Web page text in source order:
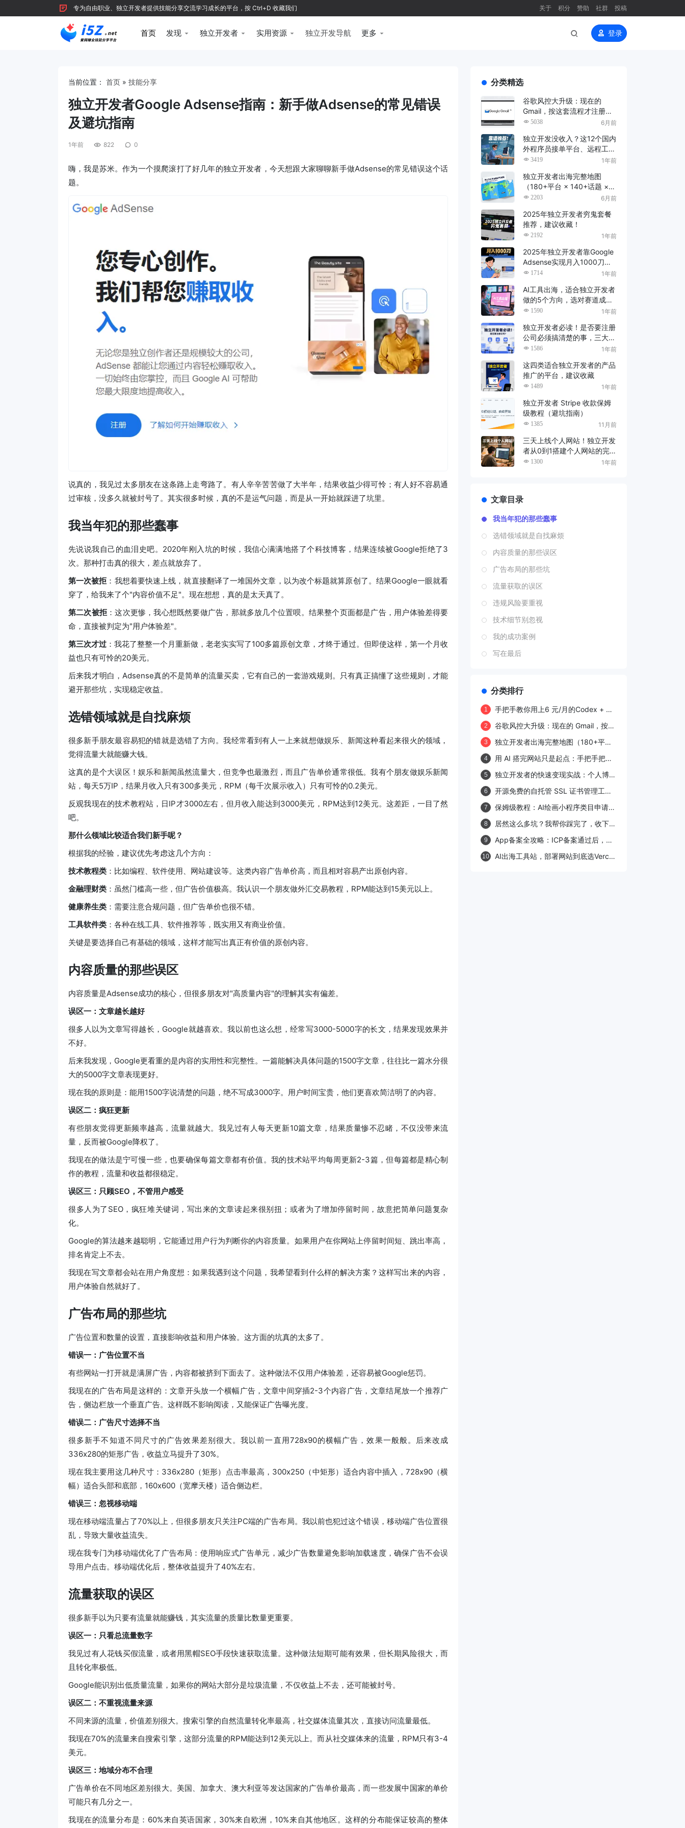
专为自由职业、独立开发者提供技能分享交流学习成长的平台，按 Ctrl+D 收藏我们 关于 积分 赞助 社群 投稿
首页 发现 独立开发者 实用资源 独立开发导航 更多 登录
当前位置： 首页 » 技能分享
独立开发者Google Adsense指南：新手做Adsense的常见错误
及避坑指南
1年前 822 0
嗨，我是苏米。作为一个摸爬滚打了好几年的独立开发者，今天想跟大家聊聊新手做Adsense的常见错误这个话
题。
说真的，我见过太多朋友在这条路上走弯路了。有人辛辛苦苦做了大半年，结果收益少得可怜；有人好不容易通
过审核，没多久就被封号了。其实很多时候，真的不是运气问题，而是从一开始就踩进了坑里。
我当年犯的那些蠢事
先说说我自己的血泪史吧。2020年刚入坑的时候，我信心满满地搭了个科技博客，结果连续被Google拒绝了3
次。那种打击真的很大，差点就放弃了。
第一次被拒 ：我想着要快速上线，就直接翻译了一堆国外文章，以为改个标题就算原创了。结果Google一眼就看
穿了，给我来了个"内容价值不足"。现在想想，真的是太天真了。
第二次被拒 ：这次更惨，我心想既然要做广告，那就多放几个位置呗。结果整个页面都是广告，用户体验差得要
命，直接被判定为"用户体验差"。
第三次才过 ：我花了整整一个月重新做，老老实实写了100多篇原创文章，才终于通过。但即使这样，第一个月收
益也只有可怜的20美元。
后来我才明白，Adsense真的不是简单的流量买卖，它有自己的一套游戏规则。只有真正搞懂了这些规则，才能
避开那些坑，实现稳定收益。
选错领域就是自找麻烦
很多新手朋友最容易犯的错就是选错了方向。我经常看到有人一上来就想做娱乐、新闻这种看起来很火的领域，
觉得流量大就能赚大钱。
这真的是个大误区！娱乐和新闻虽然流量大，但竞争也最激烈，而且广告单价通常很低。我有个朋友做娱乐新闻
站，每天5万IP，结果月收入只有300多美元，RPM（每千次展示收入）只有可怜的0.2美元。
反观我现在的技术教程站，日IP才3000左右，但月收入能达到3000美元，RPM达到12美元。这差距，一目了然
吧。
那什么领域比较适合我们新手呢？
根据我的经验，建议优先考虑这几个方向：
技术教程类 ：比如编程、软件使用、网站建设等。这类内容广告单价高，而且相对容易产出原创内容。
金融理财类 ：虽然门槛高一些，但广告价值极高。我认识一个朋友做外汇交易教程，RPM能达到15美元以上。
健康养生类 ：需要注意合规问题，但广告单价也很不错。
工具软件类 ：各种在线工具、软件推荐等，既实用又有商业价值。
关键是要选择自己有基础的领域，这样才能写出真正有价值的原创内容。
内容质量的那些误区
内容质量是Adsense成功的核心，但很多朋友对"高质量内容"的理解其实有偏差。
误区一：文章越长越好
很多人以为文章写得越长，Google就越喜欢。我以前也这么想，经常写3000-5000字的长文，结果发现效果并
不好。
后来我发现，Google更看重的是内容的实用性和完整性。一篇能解决具体问题的1500字文章，往往比一篇水分很
大的5000字文章表现更好。
现在我的原则是：能用1500字说清楚的问题，绝不写成3000字。用户时间宝贵，他们更喜欢简洁明了的内容。
误区二：疯狂更新
有些朋友觉得更新频率越高，流量就越大。我见过有人每天更新10篇文章，结果质量惨不忍睹，不仅没带来流
量，反而被Google降权了。
我现在的做法是宁可慢一些，也要确保每篇文章都有价值。我的技术站平均每周更新2-3篇，但每篇都是精心制
作的教程，流量和收益都很稳定。
误区三：只顾SEO，不管用户感受
很多人为了SEO，疯狂堆关键词，写出来的文章读起来很别扭；或者为了增加停留时间，故意把简单问题复杂
化。
Google的算法越来越聪明，它能通过用户行为判断你的内容质量。如果用户在你网站上停留时间短、跳出率高，
排名肯定上不去。
我现在写文章都会站在用户角度想：如果我遇到这个问题，我希望看到什么样的解决方案？这样写出来的内容，
用户体验自然就好了。
广告布局的那些坑
广告位置和数量的设置，直接影响收益和用户体验。这方面的坑真的太多了。
错误一：广告位置不当
有些网站一打开就是满屏广告，内容都被挤到下面去了。这种做法不仅用户体验差，还容易被Google惩罚。
我现在的广告布局是这样的：文章开头放一个横幅广告，文章中间穿插2-3个内容广告，文章结尾放一个推荐广
告，侧边栏放一个垂直广告。这样既不影响阅读，又能保证广告曝光度。
错误二：广告尺寸选择不当
很多新手不知道不同尺寸的广告效果差别很大。我以前一直用728x90的横幅广告，效果一般般。后来改成
336x280的矩形广告，收益立马提升了30%。
现在我主要用这几种尺寸：336x280（矩形）点击率最高，300x250（中矩形）适合内容中插入，728x90（横
幅）适合头部和底部，160x600（宽摩天楼）适合侧边栏。
错误三：忽视移动端
现在移动端流量占了70%以上，但很多朋友只关注PC端的广告布局。我以前也犯过这个错误，移动端广告位置很
乱，导致大量收益流失。
现在我专门为移动端优化了广告布局：使用响应式广告单元，减少广告数量避免影响加载速度，确保广告不会误
导用户点击。移动端优化后，整体收益提升了40%左右。
流量获取的误区
很多新手以为只要有流量就能赚钱，其实流量的质量比数量更重要。
误区一：只看总流量数字
我见过有人花钱买假流量，或者用黑帽SEO手段快速获取流量。这种做法短期可能有效果，但长期风险很大，而
且转化率极低。
Google能识别出低质量流量，如果你的网站大部分是垃圾流量，不仅收益上不去，还可能被封号。
误区二：不重视流量来源
不同来源的流量，价值差别很大。搜索引擎的自然流量转化率最高，社交媒体流量其次，直接访问流量最低。
我现在70%的流量来自搜索引擎，这部分流量的RPM能达到12美元以上。而从社交媒体来的流量，RPM只有3-4
美元。
误区三：地域分布不合理
广告单价在不同地区差别很大。美国、加拿大、澳大利亚等发达国家的广告单价最高，而一些发展中国家的单价
可能只有几分之一。
我现在的流量分布是：60%来自英语国家，30%来自欧洲，10%来自其他地区。这样的分布能保证较高的整体
分类精选
谷歌风控大升级：现在的
Gmail，按这套流程才注册得
了（2026 亲测）
5038 6月前
独立开发没收入？这12个国内
外程序员接单平台、远程工作
平台，靠谱推荐！
3419 1年前
独立开发者出海完整地图
（180+平台 × 140+话题 ×
15周上手路线，苏米实战增
2203 6月前
2025年独立开发者穷鬼套餐
推荐，建议收藏！
2192 1年前
2025年独立开发者靠Google
Adsense实现月入1000刀的
完整攻略
1714 1年前
AI工具出海，适合独立开发者
做的5个方向，选对赛道成功
更快1590 1年前
独立开发者必读！是否要注册
公司必须搞清楚的事，三大主
体差异与决策建议
1586 1年前
这四类适合独立开发者的产品
推广的平台，建议收藏
1489 1年前
独立开发者 Stripe 收款保姆
级教程（避坑指南）
1385 11月前
三天上线个人网站！独立开发
者从0到1搭建个人网站的完
整指南
1300 1年前
文章目录
我当年犯的那些蠢事
选错领域就是自找麻烦
内容质量的那些误区
广告布局的那些坑
流量获取的误区
违规风险要重视
技术细节别忽视
我的成功案例
写在最后
分类排行
1
手把手教你用上6 元/月的Codex + 本
Code/OpenClaw，独立开发者也能稳
用
2
谷歌风控大升级：现在的 Gmail，按这
3
独立开发者出海完整地图（180+平台
战增强版）
4
用 AI 搭完网站只是起点：手把手把你
坑）
5
独立开发者的快速变现实战：个人博客
与优化策略
6
开源免费的自托管 SSL 证书管理工
署、续期以及通知的整个生命周期，支
持各大主流云厂商。
7
保姆级教程：AI绘画小程序类目申请指
8
居然这么多坑？我帮你踩完了，收下这
9
App备案全攻略：ICP备案通过后，公
10
AI出海工具站，部署网站到底选Vercel